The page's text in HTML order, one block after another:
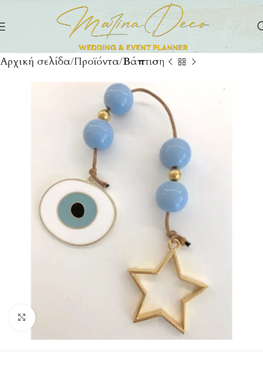
Αρχική σελίδα Προϊόντα Βάπτιση
Click to enlarge